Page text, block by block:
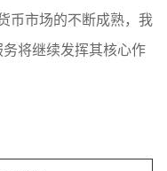
币市场的不断成熟，我
将继续发挥其核心作